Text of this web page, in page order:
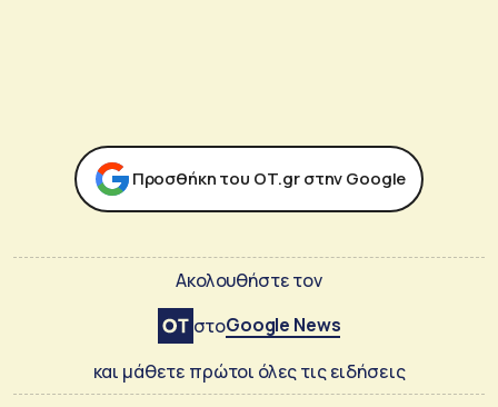
Προσθήκη του ΟΤ.gr στην Google
Ακολουθήστε τον
στοGoogle News
και μάθετε πρώτοι όλες τις ειδήσεις